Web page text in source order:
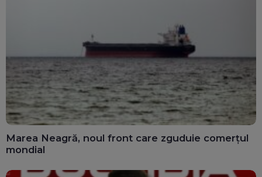
Marea Neagră, noul front care zguduie comerțul
mondial